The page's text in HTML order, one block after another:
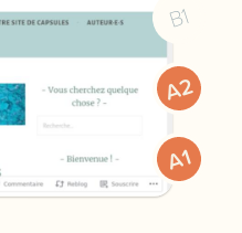
B1
A2
A1